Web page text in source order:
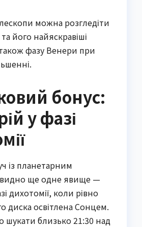
можна розгледіти
його найяскравіші
фазу Венери при
бонус:
у фазі
із планетарним
ще одне явище —
дихотомії, коли рівно
диска освітлена Сонцем.
шукати близько 21:30 над